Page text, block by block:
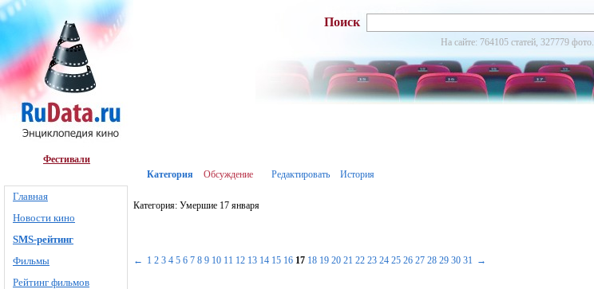
Фестивали
Главная
Новости кино
SMS-рейтинг
Фильмы
Рейтинг фильмов
Поиск
На сайте: 764105 статей, 327779 фото.
Категория Обсуждение Редактировать История
Категория: Умершие 17 января
← 1 2 3 4 5 6 7 8 9 10 11 12 13 14 15 16 17 18 19 20 21 22 23 24 25 26 27 28 29 30 31 →